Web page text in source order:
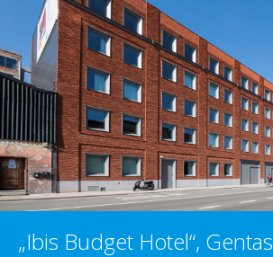
„Ibis Budget Hotel“, Gentas